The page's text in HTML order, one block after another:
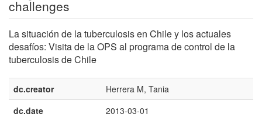
challenges
La situación de la tuberculosis en Chile y los actuales
desafíos: Visita de la OPS al programa de control de la
tuberculosis de Chile
dc.creator
Herrera M, Tania
dc.date
2013-03-01